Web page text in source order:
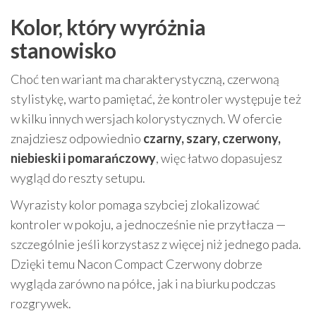
Kolor, który wyróżnia
stanowisko
Choć ten wariant ma charakterystyczną, czerwoną
stylistykę, warto pamiętać, że kontroler występuje też
w kilku innych wersjach kolorystycznych. W ofercie
znajdziesz odpowiednio czarny, szary, czerwony,
niebieski i pomarańczowy, więc łatwo dopasujesz
wygląd do reszty setupu.
Wyrazisty kolor pomaga szybciej zlokalizować
kontroler w pokoju, a jednocześnie nie przytłacza —
szczególnie jeśli korzystasz z więcej niż jednego pada.
Dzięki temu Nacon Compact Czerwony dobrze
wygląda zarówno na półce, jak i na biurku podczas
rozgrywek.